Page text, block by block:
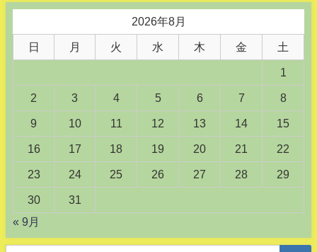
2026年8月
日 月 火 水 木 金 土
1
2 3 4 5 6 7 8
9 10 11 12 13 14 15
16 17 18 19 20 21 22
23 24 25 26 27 28 29
30
31
« 9月